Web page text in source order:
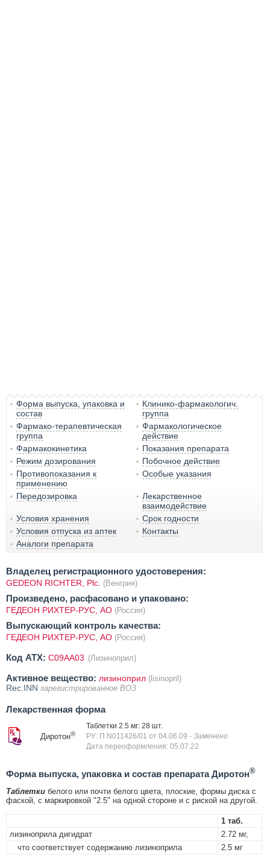
Форма выпуска, упаковка и
состав
Клинико-фармакологич.
группа
Фармако-терапевтическая
группа
Фармакологическое
действие
Фармакокинетика
Показания препарата
Режим дозирования
Побочное действие
Противопоказания к
применению
Особые указания
Передозировка
Лекарственное
взаимодействие
Условия хранения
Срок годности
Условия отпуска из аптек
Контакты
Аналоги препарата
Владелец регистрационного удостоверения:
GEDEON RICHTER, Plc. (Венгрия)
Произведено, расфасовано и упаковано:
ГЕДЕОН РИХТЕР-РУС, АО (Россия)
Выпускающий контроль качества:
ГЕДЕОН РИХТЕР-РУС, АО (Россия)
Код ATX: C09AA03 (Лизиноприл)
Активное вещество: лизиноприл (lisinopril)
Rec.INN зарегистрированное ВОЗ
Лекарственная форма
Диротон®
Таблетки 2.5 мг: 28 шт.
РУ: П N011426/01 от 04.06.09 - Заменено
Дата переоформления: 05.07.22
Форма выпуска, упаковка и состав препарата Диротон®
Таблетки белого или почти белого цвета, плоские, формы диска с
фаской, с маркировкой "2.5" на одной стороне и с риской на другой.
1 таб.
лизиноприла дигидрат
2.72 мг,
что соответствует содержанию лизиноприла
2.5 мг